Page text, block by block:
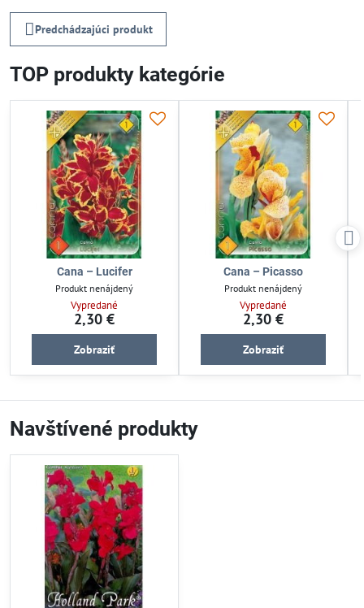
Predchádzajúci produkt
TOP produkty kategórie
Cana – Lucifer
Produkt nenájdený
Vypredané
2,30 €
Zobraziť
Cana – Picasso
Produkt nenájdený
Vypredané
2,30 €
Zobraziť
Navštívené produkty